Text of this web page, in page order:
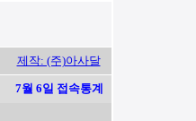
제작: (주)아사달
7월 6일 접속통계